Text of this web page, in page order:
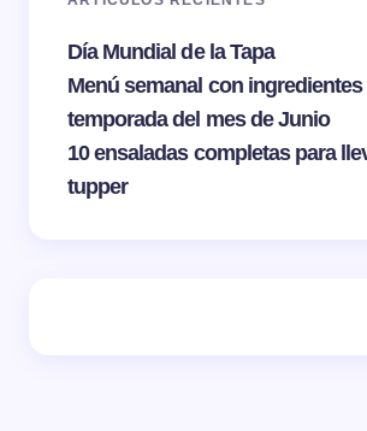
Día Mundial de la Tapa
Menú semanal con ingredientes
temporada del mes de Junio
10 ensaladas completas para
tupper